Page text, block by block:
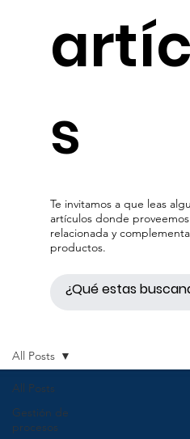
Te invitamos a que leas
artículos donde
relacionada y
productos.
s
All Posts
Gestión de
procesos
All Posts